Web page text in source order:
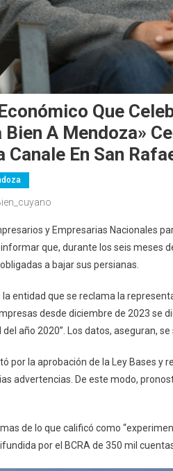
Que
Bien A Mendoza»
Canale En San
y Empresarias Nacionales
que, durante los seis meses
a bajar sus persianas.
entidad que se reclama la
desde diciembre de 2023 se
año 2020”. Los datos, aseguran,
por la aprobación de la Ley Bases
advertencias. De este modo,
de lo que calificó como
por el BCRA de 350 mil